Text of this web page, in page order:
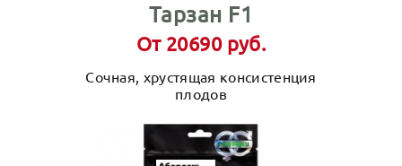
Тарзан F1
От 20690 руб.
Сочная, хрустящая консистенция
плодов